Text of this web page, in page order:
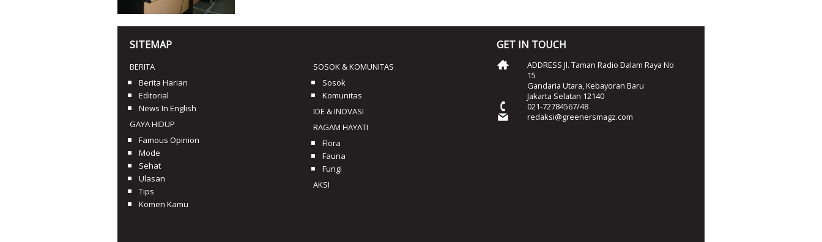
SITEMAP
BERITA
Berita Harian
Editorial
News In English
GAYA HIDUP
Famous Opinion
Mode
Sehat
Ulasan
Tips
Komen Kamu
SOSOK & KOMUNITAS
Sosok
Komunitas
IDE & INOVASI
RAGAM HAYATI
Flora
Fauna
Fungi
AKSI
GET IN TOUCH
ADDRESS Jl. Taman Radio Dalam Raya No
15
Gandaria Utara, Kebayoran Baru
Jakarta Selatan 12140
021-72784567/48
redaksi@greenersmagz.com